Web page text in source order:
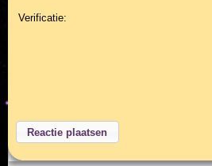
Verificatie: